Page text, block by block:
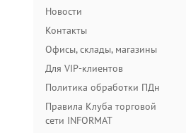
Новости
Контакты
Офисы, склады, магазины
Для VIP-клиентов
Политика обработки ПДн
Правила Клуба торговой
сети INFORMAT